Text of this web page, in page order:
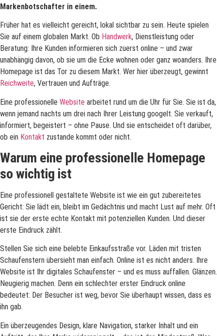
Markenbotschafter in einem.
Früher hat es vielleicht gereicht, lokal sichtbar zu sein. Heute spielen
Sie auf einem globalen Markt. Ob Handwerk, Dienstleistung oder
Beratung: Ihre Kunden informieren sich zuerst online – und zwar
unabhängig davon, ob sie um die Ecke wohnen oder ganz woanders. Ihre
Homepage ist das Tor zu diesem Markt. Wer hier überzeugt, gewinnt
Reichweite, Vertrauen und Aufträge.
Eine professionelle Website arbeitet rund um die Uhr für Sie. Sie ist da,
wenn jemand nachts um drei nach Ihrer Leistung googelt. Sie verkauft,
informiert, begeistert – ohne Pause. Und sie entscheidet oft darüber,
ob ein Kontakt zustande kommt oder nicht.
Warum eine professionelle Homepage
so wichtig ist
Eine professionell gestaltete Website ist wie ein gut zubereitetes
Gericht: Sie lädt ein, bleibt im Gedächtnis und macht Lust auf mehr. Oft
ist sie der erste echte Kontakt mit potenziellen Kunden. Und dieser
erste Eindruck zählt.
Stellen Sie sich eine belebte Einkaufsstraße vor. Läden mit tristen
Schaufenstern übersieht man einfach. Online ist es nicht anders. Ihre
Website ist Ihr digitales Schaufenster – und es muss auffallen. Glänzen.
Neugierig machen. Denn ein schlechter erster Eindruck online
bedeutet: Der Besucher ist weg, bevor Sie überhaupt wissen, dass es
ihn gab.
Ein überzeugendes Design, klare Navigation, starker Inhalt und ein